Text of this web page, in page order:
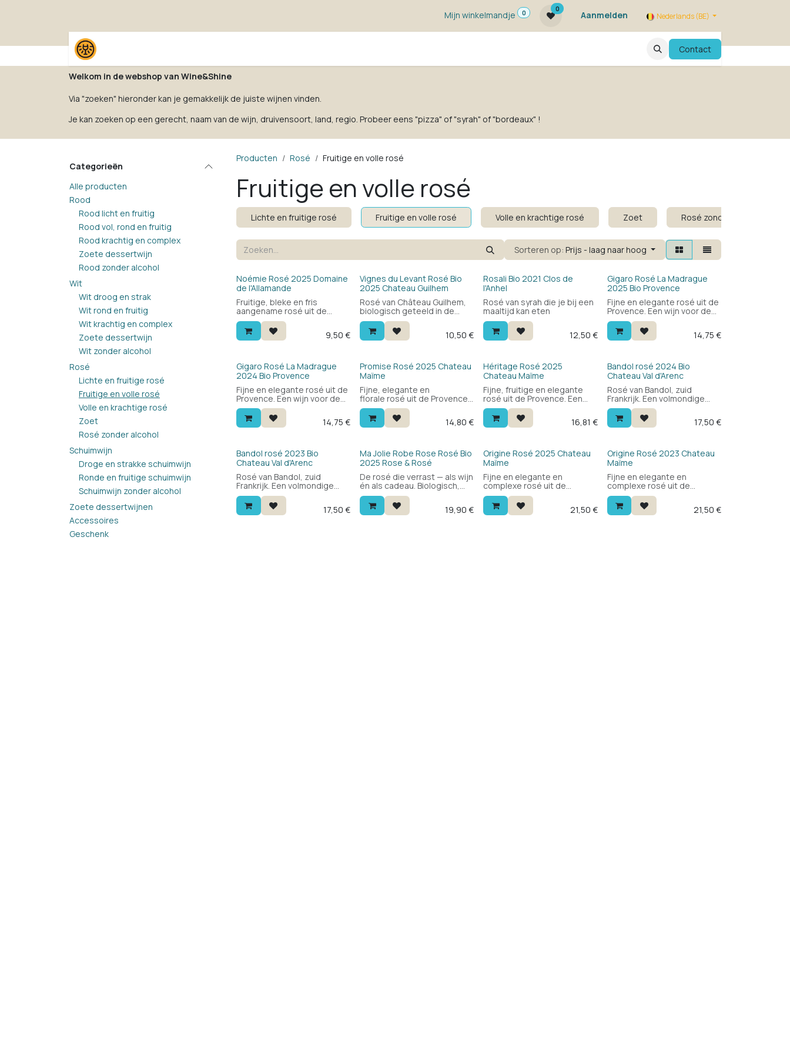
Mijn winkelmandje
0
0
Aanmelden Nederlands (BE)
EvenementenContact
Welkom in de webshop van Wine&Shine
Via "zoeken" hieronder kan je gemakkelijk de juiste wijnen vinden.
Je kan zoeken op een gerecht, naam van de wijn, druivensoort, land, regio. Probeer eens "pizza" of "syrah" of "bordeaux" !
Categorieën
Alle producten
Rood
Rood licht en fruitig
Rood vol, rond en fruitig
Rood krachtig en complex
Zoete dessertwijn
Rood zonder alcohol
Wit
Wit droog en strak
Wit rond en fruitig
Wit krachtig en complex
Zoete dessertwijn
Wit zonder alcohol
Rosé
Lichte en fruitige rosé
Fruitige en volle rosé
Volle en krachtige rosé
Zoet
Rosé zonder alcohol
Schuimwijn
Droge en strakke schuimwijn
Ronde en fruitige schuimwijn
Schuimwijn zonder alcohol
Zoete dessertwijnen
Accessoires
Geschenk
Producten Rosé Fruitige en volle rosé
Fruitige en volle rosé
Lichte en fruitige rosé Fruitige en volle rosé Volle en krachtige rosé Zoet Rosé zonder alcohol
Sorteren op: Prijs - laag naar hoog
Noémie Rosé 2025 Domaine
de l'Allamande
Fruitige, bleke en fris
aangename rosé uit de
Provence voor een zachte
prijs. Drink hem als aperitief
of bij je zomerse salades.
9,50 €
Bio
Vignes du Levant Rosé Bio
2025 Chateau Guilhem
Rosé van Château Guilhem,
biologisch geteeld in de
Languedoc. Fris en fruitig
met rood fruit, bloemen en
een droge, elegante
bekend als "Prestige".
10,50 €
Bio
Rosali Bio 2021 Clos de
l'Anhel
Rosé van syrah die je bij een
maaltijd kan eten
12,50 €
Bio
Gigaro Rosé La Madrague
2025 Bio Provence
Fijne en elegante rosé uit de
Provence. Een wijn voor de
gezellige momenten in de
zon. Saint Tropez in je glas.
14,75 €
Bio
Gigaro Rosé La Madrague
2024 Bio Provence
Fijne en elegante rosé uit de
Provence. Een wijn voor de
gezellige momenten in de
zon. Saint Tropez in je glas.
14,75 €
Promise Rosé 2025 Chateau
Maïme
Fijne, elegante en
florale rosé uit de Provence.
Zacht in de mond, fris en
discreet fruitig. Een
gastronomische rosé die je
92/100
14,80 €
Héritage Rosé 2025
Chateau Maïme
Fijne, fruitige en elegante
rosé uit de Provence. Een
fijne en eerder strakke rosé
die een zomermaaltijd
perfect kan begeleiden.
Wine Enthusiast : 90/100
16,81 €
Bio
Bandol rosé 2024 Bio
Chateau Val d'Arenc
Rosé van Bandol, zuid
Frankrijk. Een volmondige
rosé met fruit, lengte en
finesse. Een wijn die je ook
bij het eten kan drinken. Niet
17,50 €
Bio
Bandol rosé 2023 Bio
Chateau Val d'Arenc
Rosé van Bandol, zuid
Frankrijk. Een volmondige
rosé met fruit, lengte en
finesse. Een wijn die je ook
bij het eten kan drinken. Niet
17,50 €
Ma Jolie Robe Rose Rosé Bio
2025 Rose & Rosé
De rosé die verrast — als wijn
én als cadeau. Biologisch,
Côtes de Provence,
zijdezacht. Gekoeld of op ijs.
19,90 €
Origine Rosé 2025 Chateau
Maïme
Fijne en elegante en
complexe rosé uit de
Provence. Kan een
zomermaaltijd perfect
begeleiden 21,50 €
Origine Rosé 2023 Chateau
Maïme
Fijne en elegante en
complexe rosé uit de
Provence. Kan een
zomermaaltijd perfect
begeleiden 21,50 €